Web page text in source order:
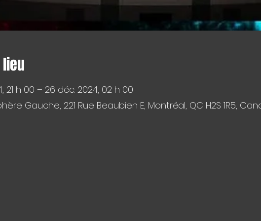
21 h 00 – 26 déc. 2024, 02 h 00
Gauche, 221 Rue Beaubien E, Montréal, QC H2S 1R5,